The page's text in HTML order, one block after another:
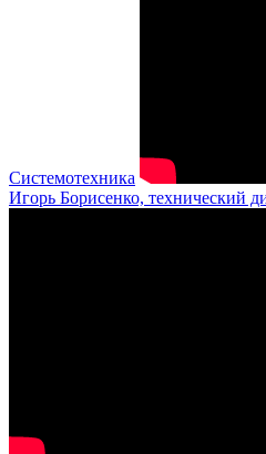
Системотехника
Игорь Борисенко, технический